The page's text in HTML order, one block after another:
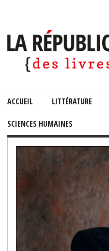
ACCUEIL LITTÉRATURE
SCIENCES HUMAINES